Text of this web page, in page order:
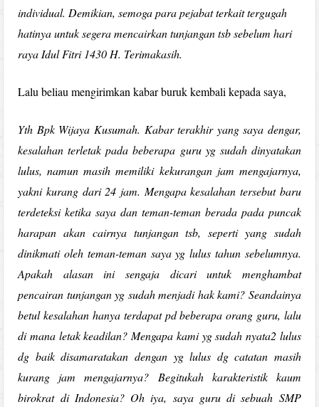
individual. Demikian, semoga para pejabat terkait tergugah
hatinya untuk segera mencairkan tunjangan tsb sebelum hari
raya Idul Fitri 1430 H. Terimakasih.
Lalu beliau mengirimkan kabar buruk kembali kepada saya,
Yth Bpk Wijaya Kusumah. Kabar terakhir yang saya dengar,
kesalahan terletak pada beberapa guru yg sudah dinyatakan
lulus, namun masih memiliki kekurangan jam mengajarnya,
yakni kurang dari 24 jam. Mengapa kesalahan tersebut baru
terdeteksi ketika saya dan teman-teman berada pada puncak
harapan akan cairnya tunjangan tsb, seperti yang sudah
dinikmati oleh teman-teman saya yg lulus tahun sebelumnya.
Apakah alasan ini sengaja dicari untuk menghambat
pencairan tunjangan yg sudah menjadi hak kami? Seandainya
betul kesalahan hanya terdapat pd beberapa orang guru, lalu
di mana letak keadilan? Mengapa kami yg sudah nyata2 lulus
dg baik disamaratakan dengan yg lulus dg catatan masih
kurang jam mengajarnya? Begitukah karakteristik kaum
birokrat di Indonesia? Oh iya, saya guru di sebuah SMP